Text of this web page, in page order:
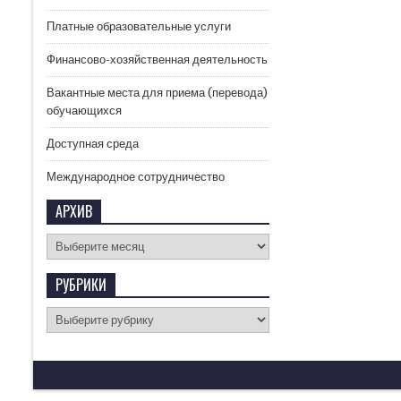
Платные образовательные услуги
Финансово-хозяйственная деятельность
Вакантные места для приема (перевода)
обучающихся
Доступная среда
Международное сотрудничество
АРХИВ
РУБРИКИ